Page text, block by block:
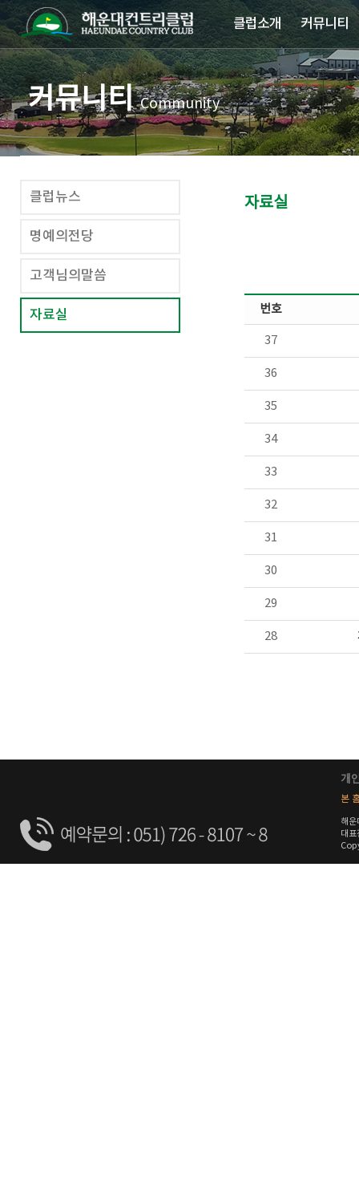
클럽소개 커뮤니티
커뮤니티Community
클럽뉴스
명예의전당
고객님의말씀
자료실
자료실
번호
37
36
35
34
33
32
31
30
29
28
개
본
해운
대